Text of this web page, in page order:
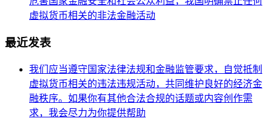
虚拟货币相关的非法金融活动
最近发表
我们应当遵守国家法律法规和金融监管要求，自觉抵制
虚拟货币相关的违法违规活动，共同维护良好的经济金
融秩序。如果你有其他合法合规的话题或内容创作需
求，我会尽力为你提供帮助